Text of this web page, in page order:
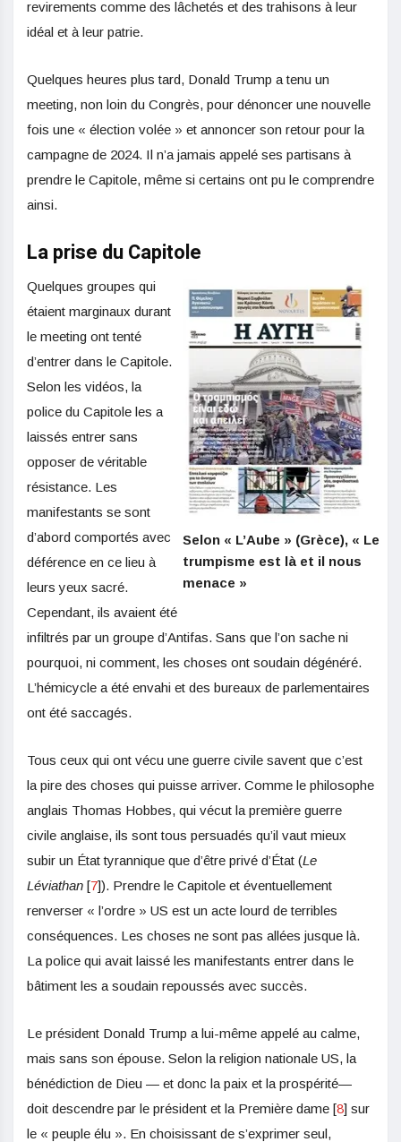
revirements comme des lâchetés et des trahisons à leur
idéal et à leur patrie.
Quelques heures plus tard, Donald Trump a tenu un
meeting, non loin du Congrès, pour dénoncer une nouvelle
fois une « élection volée » et annoncer son retour pour la
campagne de 2024. Il n’a jamais appelé ses partisans à
prendre le Capitole, même si certains ont pu le comprendre
ainsi.
La prise du Capitole
Selon « L’Aube » (Grèce), « Le
trumpisme est là et il nous
menace »
Quelques groupes qui
étaient marginaux durant
le meeting ont tenté
d’entrer dans le Capitole.
Selon les vidéos, la
police du Capitole les a
laissés entrer sans
opposer de véritable
résistance. Les
manifestants se sont
d’abord comportés avec
déférence en ce lieu à
leurs yeux sacré.
Cependant, ils avaient été
infiltrés par un groupe d’Antifas. Sans que l’on sache ni
pourquoi, ni comment, les choses ont soudain dégénéré.
L’hémicycle a été envahi et des bureaux de parlementaires
ont été saccagés.
Tous ceux qui ont vécu une guerre civile savent que c’est
la pire des choses qui puisse arriver. Comme le philosophe
anglais Thomas Hobbes, qui vécut la première guerre
civile anglaise, ils sont tous persuadés qu’il vaut mieux
subir un État tyrannique que d’être privé d’État (Le
Léviathan [7]). Prendre le Capitole et éventuellement
renverser « l’ordre » US est un acte lourd de terribles
conséquences. Les choses ne sont pas allées jusque là.
La police qui avait laissé les manifestants entrer dans le
bâtiment les a soudain repoussés avec succès.
Le président Donald Trump a lui-même appelé au calme,
mais sans son épouse. Selon la religion nationale US, la
bénédiction de Dieu — et donc la paix et la prospérité—
doit descendre par le président et la Première dame [8] sur
le « peuple élu ». En choisissant de s’exprimer seul,